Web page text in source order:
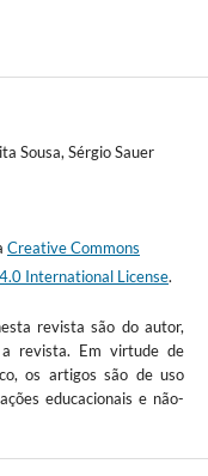
Sousa, Sérgio Sauer
Creative Commons
International License.
revista são do autor,
revista. Em virtude de
os artigos são de uso
educacionais e não-